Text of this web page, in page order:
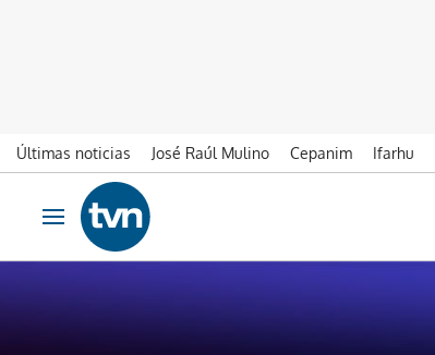
Últimas noticias José Raúl Mulino Cepanim Ifarhu
Ir al contenido
Obrir navegació